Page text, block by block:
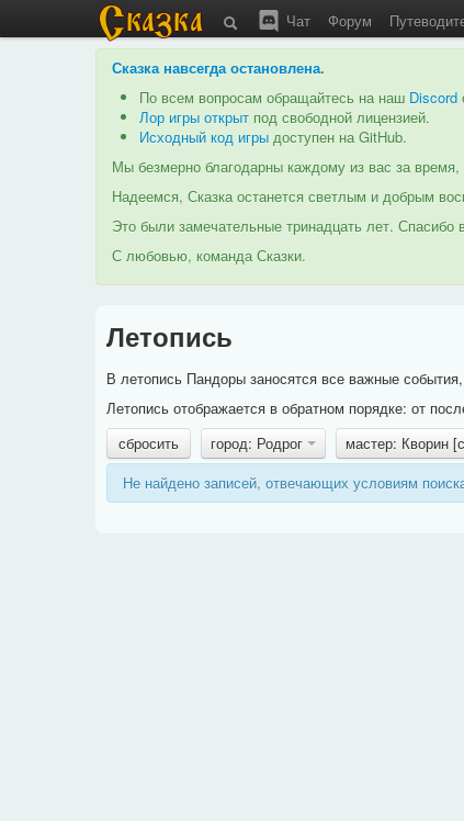
Чат Форум
Сказка навсегда остановлена.
По всем вопросам обращайтесь на наш Discord
Лор игры открыт под свободной лицензией.
Исходный код игры доступен на GitHub.
Мы безмерно благодарны каждому из вас за
Надеемся, Сказка останется светлым и добрым
Это были замечательные тринадцать лет. Спасибо
С любовью, команда Сказки.
Летопись
В летопись Пандоры заносятся все важные
Летопись отображается в обратном порядке: от
сбросить
город: Родрог
мастер: Кворин
Не найдено записей, отвечающих условиям